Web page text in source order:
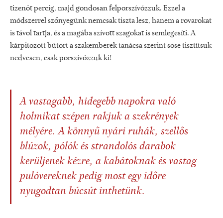
tizenöt percig, majd gondosan felporszívózzuk. Ezzel a
módszerrel szőnyegünk nemcsak tiszta lesz, hanem a rovarokat
is távol tartja, és a magába szívott szagokat is semlegesíti. A
kárpitozott bútort a szakemberek tanácsa szerint sose tisztítsuk
nedvesen, csak porszívózzuk ki!
A vastagabb, hidegebb napokra való
holmikat szépen rakjuk a szekrények
mélyére. A könnyű nyári ruhák, szellős
blúzok, pólók és strandolós darabok
kerüljenek kézre, a kabátoknak és vastag
pulóvereknek pedig most egy időre
nyugodtan búcsút inthetünk.